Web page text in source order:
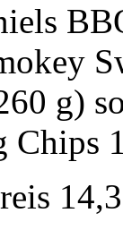
g)
Chips